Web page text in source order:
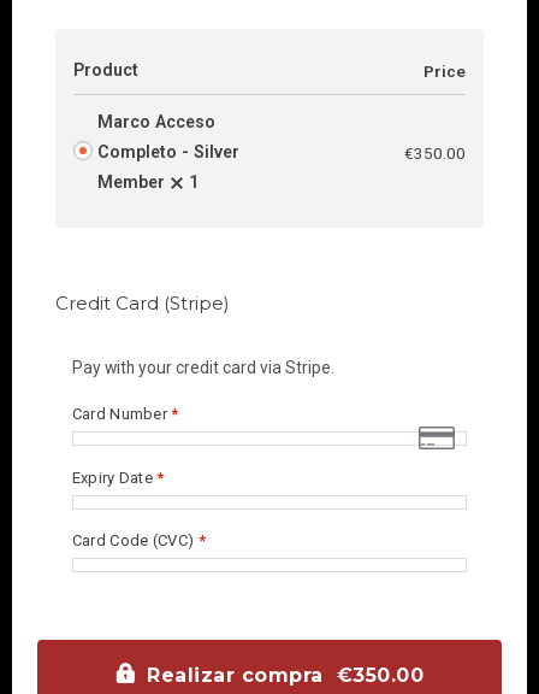
Product Price
Marco Acceso
Completo - Silver
Member
1
€350.00
Credit Card (Stripe)
Pay with your credit card via Stripe.
Card Number*
Expiry Date*
Card Code (CVC) *
Realizar compra €350.00